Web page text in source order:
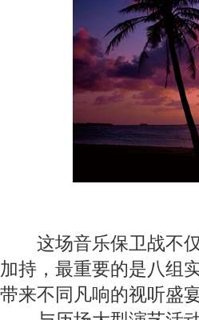
这场音乐保卫战不仅
加持，最重要的是八组
带来不同凡响的视听盛宴